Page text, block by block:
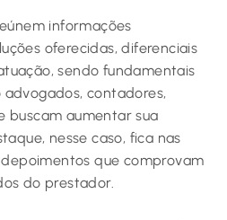
informações
oferecidas, diferenciais
sendo fundamentais
contadores,
buscam aumentar sua
nesse caso, fica nas
que comprovam
do prestador.